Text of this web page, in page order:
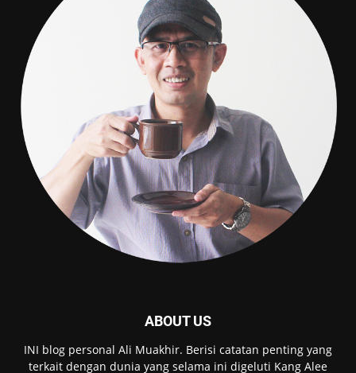
ABOUT US
INI blog personal Ali Muakhir. Berisi catatan penting yang
terkait dengan dunia yang selama ini digeluti Kang Alee